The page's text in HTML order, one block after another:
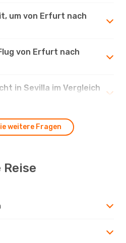
um von Erfurt nach
von Erfurt nach
in Sevilla im Vergleich
weitere Fragen
Reise